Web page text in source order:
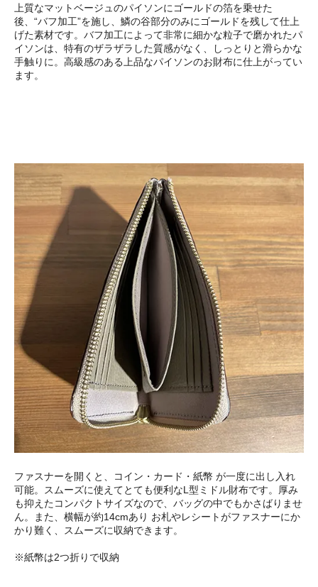
上質なマットベージュのパイソンにゴールドの箔を乗せた
後、“バフ加工”を施し、鱗の谷部分のみにゴールドを残して仕上
げた素材です。バフ加工によって非常に細かな粒子で磨かれたパ
イソンは、特有のザラザラした質感がなく、しっとりと滑らかな
手触りに。高級感のある上品なパイソンのお財布に仕上がってい
ます。
ファスナーを開くと、コイン・カード・紙幣 が一度に出し入れ
可能。スムーズに使えてとても便利なL型ミドル財布です。厚み
も抑えたコンパクトサイズなので、バッグの中でもかさばりませ
ん。また、横幅が約14cmあり お札やレシートがファスナーにか
かり難く、スムーズに収納できます。
※紙幣は2つ折りで収納